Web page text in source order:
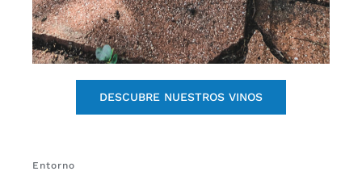
DESCUBRE NUESTROS VINOS
Entorno